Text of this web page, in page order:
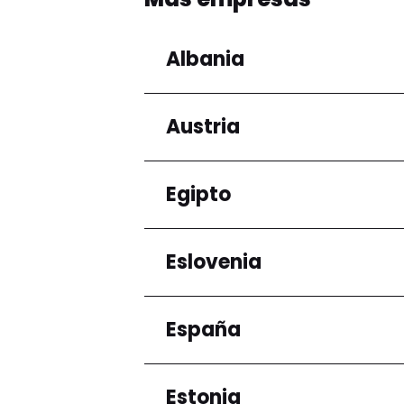
Albania
Regiones
Condado de Tirana
Austria
Regiones
Niederösterreich
Egipto
Regiones
Gobernación de El
Eslovenia
Regiones
Ljubljana
España
Regiones
Estonia